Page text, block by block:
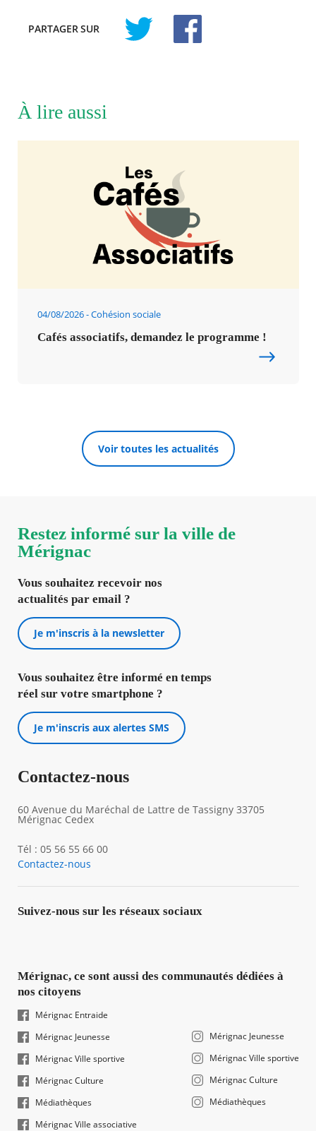
PARTAGERSUR
À lire aussi
04/08/2026 Cohésion sociale
Cafés associatifs, demandez le programme !
Voir toutes les actualités
Restez informé sur la ville de
Mérignac
Vous souhaitez recevoir nos
actualités par email ?
Je m'inscris à la newsletter
Vous souhaitez être informé en temps
réel sur votre smartphone ?
Je m'inscris aux alertes SMS
Contactez-nous
60 Avenue du Maréchal de Lattre de Tassigny 33705
Mérignac Cedex
Tél : 05 56 55 66 00
Contactez-nous
Suivez-nous sur les réseaux sociaux
Mérignac, ce sont aussi des communautés dédiées à
nos citoyens
Mérignac Entraide
Mérignac Jeunesse
Mérignac Ville sportive
Mérignac Culture
Médiathèques
Mérignac Ville associative
Mérignac Jeunesse
Mérignac Ville sportive
Mérignac Culture
Médiathèques